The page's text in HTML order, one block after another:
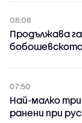
08:06
Продължава
бобошевското
07:50
Най-малко
ранени при